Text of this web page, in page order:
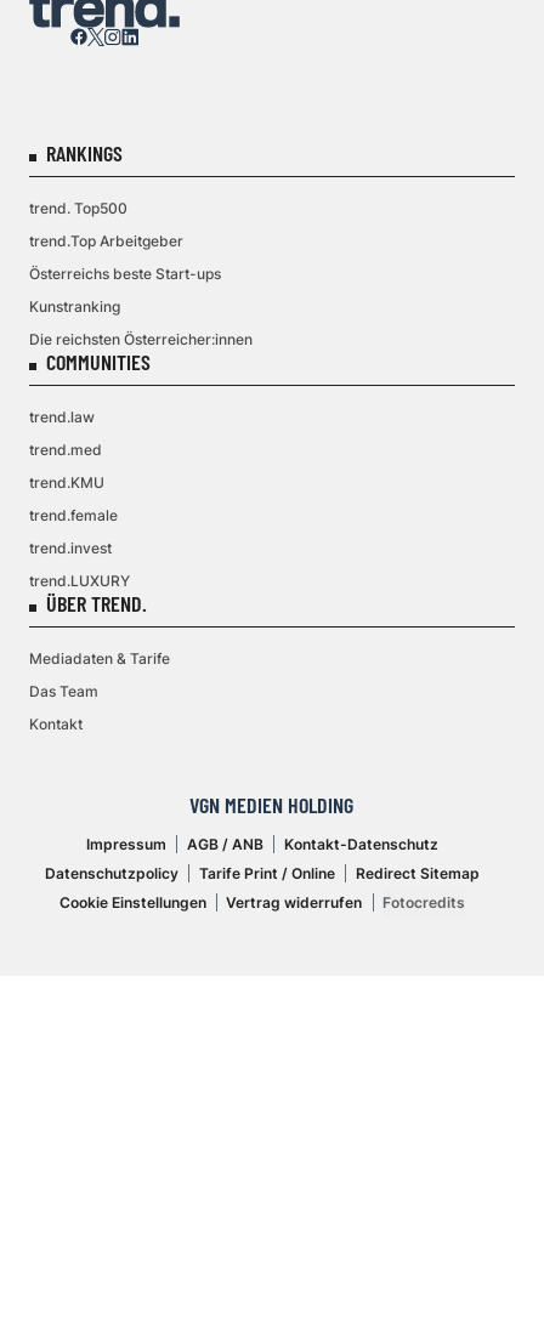
RANKINGS
trend. Top500
trend.Top Arbeitgeber
Österreichs beste Start-ups
Kunstranking
Die reichsten Österreicher:innen
COMMUNITIES
trend.law
trend.med
trend.KMU
trend.female
trend.invest
trend.LUXURY
ÜBER TREND.
Mediadaten & Tarife
Das Team
Kontakt
VGN MEDIEN HOLDING
Impressum AGB / ANB
Kontakt-Datenschutz
Datenschutzpolicy
Tarife Print / Online
Redirect Sitemap
Cookie Einstellungen
Vertrag widerrufen Fotocredits